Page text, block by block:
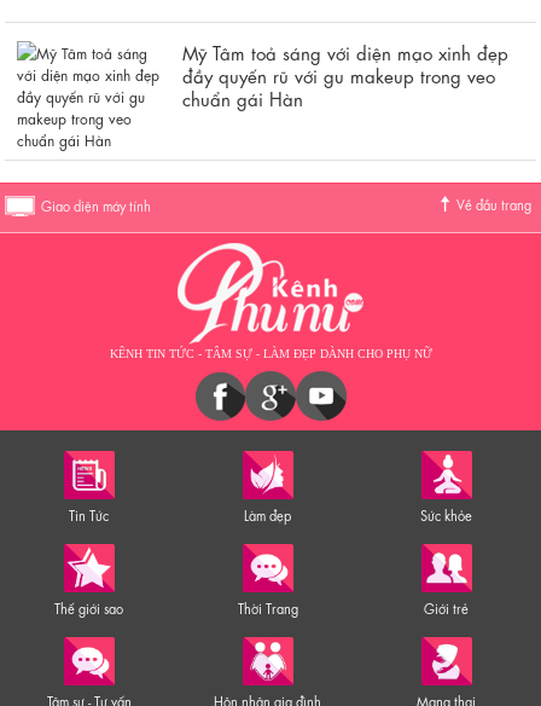
Mỹ Tâm toả sáng với diện mạo xinh đẹp
đầy quyến rũ với gu makeup trong veo
chuẩn gái Hàn
Giao diện máy tính Về đầu trang
KÊNH TIN TỨC - TÂM SỰ - LÀM ĐẸP DÀNH CHO PHỤ NỮ
Tin Tức Làm đẹp Sức khỏe
Thế giới sao Thời Trang Giới trẻ
Tâm sự - Tư vấn Hôn nhân gia đình Mang thai